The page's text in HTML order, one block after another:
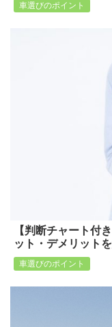
車選びのポイント
【判断チャート付
ット・デメリット
車選びのポイント